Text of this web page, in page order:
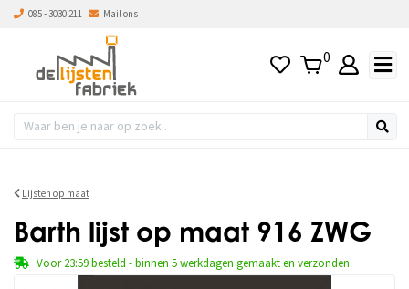
085 - 3030 211 Mail ons
0
Lijsten op maat
Barth lijst op maat 916 ZWG
Voor 23:59 besteld - binnen 5 werkdagen gemaakt en verzonden